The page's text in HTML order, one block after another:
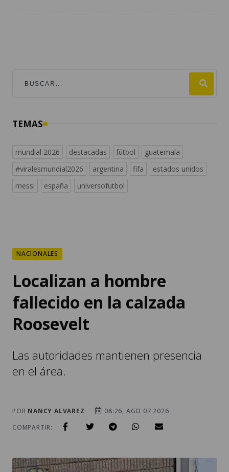
TEMAS
mundial 2026 destacadas fútbol
guatemala
#viralesmundial2026
argentina fifa
estados unidos
messi
españa universofutbol
NACIONALES
Localizan a hombre
fallecido en la calzada
Roosevelt
Las autoridades mantienen presencia
en el área.
POR NANCY ALVAREZ
08:26, AGO 07 2026
COMPARTIR: